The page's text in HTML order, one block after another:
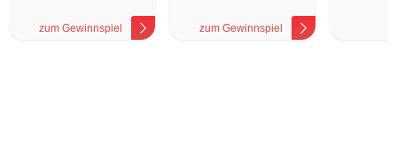
zum Gewinnspiel zum Gewinnspiel